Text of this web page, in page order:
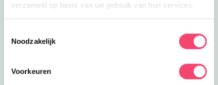
verzameld op basis van uw gebruik van hun services.
Noodzakelijk
Voorkeuren
Speelpret in het groen
Ontdek het speelbos van speeltuin De Leemkuil.
Klauter over rotsen, verken geheime paadjes, maak
een ritje in het treinje en race van de glijbaan. Bij mooi
weer genieten kinderen op de vernieuwde